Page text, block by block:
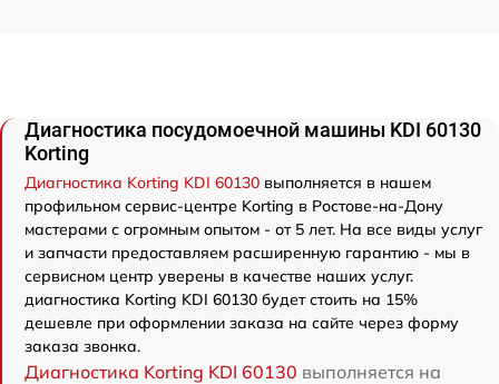
Диагностика посудомоечной машины KDI 60130
Korting
Диагностика Korting KDI 60130 выполняется в нашем
профильном сервис-центре Korting в Ростове-на-Дону
мастерами с огромным опытом - от 5 лет. На все виды услуг
и запчасти предоставляем расширенную гарантию - мы в
сервисном центр уверены в качестве наших услуг.
диагностика Korting KDI 60130 будет стоить на 15%
дешевле при оформлении заказа на сайте через форму
заказа звонка.
Диагностика Korting KDI 60130 выполняется на